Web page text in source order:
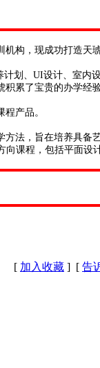
构，现成功打造
划、UI设计、室
累了宝贵的办学经
产品。
法，旨在培养具备
课程，包括平面设
[ 加入收藏 ] [ 告